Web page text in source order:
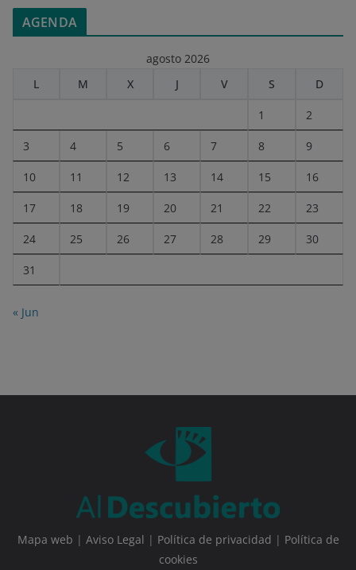
AGENDA
agosto 2026
L
M X J V S D
1 2
3 4 5 6 7 8 9
10 11 12 13 14 15 16
17 18 19 20 21 22 23
24 25 26 27 28 29 30
31
« Jun
Mapa web | Aviso Legal | Política de privacidad | Política de
cookies